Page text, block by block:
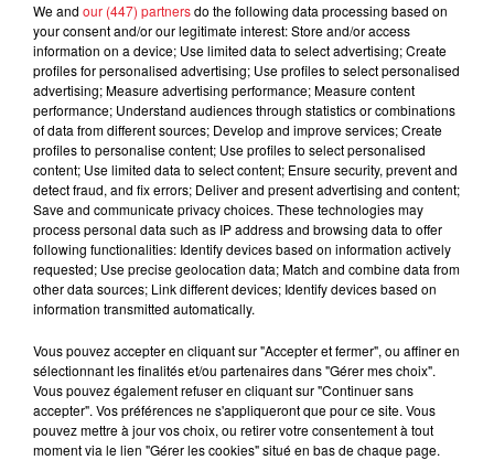
LES DERNIÈRES NEWS Voir plus
Jay-Z se bat contre la grand-mère
d'un homme prétendant être son fils
Cassie met fin à une ex-escorte
masculine dans sa bataille...
We and our (447) partnersdo the following data processing based on
your consent and/or our legitimate interest: Store and/or access
information on a device; Use limited data to select advertising; Create
profiles for personalised advertising; Use profiles to select personalised
advertising; Measure advertising performance; Measure content
performance; Understand audiences through statistics or combinations
of data from different sources; Develop and improve services; Create
profiles to personalise content; Use profiles to select personalised
content; Use limited data to select content; Ensure security, prevent and
detect fraud, and fix errors; Deliver and present advertising and content;
Save and communicate privacy choices. These technologies may
process personal data such as IP address and browsing data to offer
following functionalities: Identify devices based on information actively
requested; Use precise geolocation data; Match and combine data from
other data sources; Link different devices; Identify devices based on
information transmitted automatically.
Vous pouvez accepter en cliquant sur "Accepter et fermer", ou affiner en
sélectionnant les finalités et/ou partenaires dans "Gérer mes choix".
Vous pouvez également refuser en cliquant sur "Continuer sans
accepter". Vos préférences ne s'appliqueront que pour ce site. Vous
pouvez mettre à jour vos choix, ou retirer votre consentement à tout
moment via le lien "Gérer les cookies" situé en bas de chaque page.